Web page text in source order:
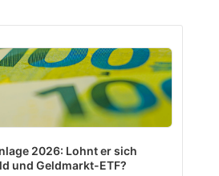
2026: Lohnt er sich
und Geldmarkt-ETF?